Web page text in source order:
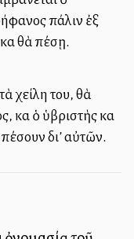
πάλιν ἐξ
θὰ πέσῃ.
χείλη του, θὰ
καὶ ὁ ὑβριστὴς καὶ
δι’ αὐτῶν.